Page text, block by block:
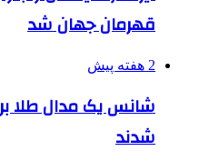
قهرمان جهان شد
2 هفته پیش
شدند